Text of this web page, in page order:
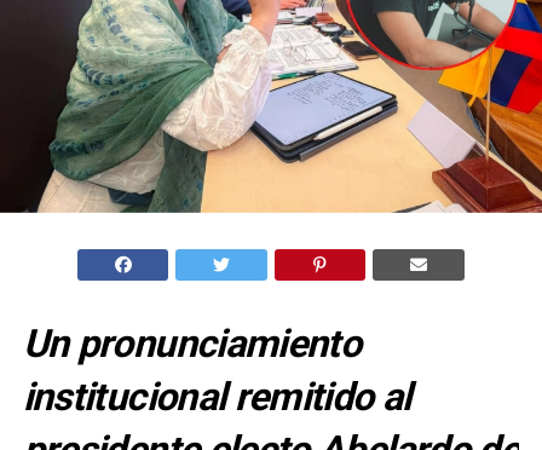
Un pronunciamiento
institucional remitido al